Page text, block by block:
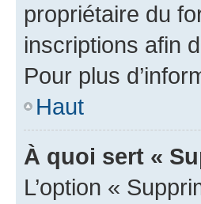
propriétaire du
inscriptions afin
Pour plus
Haut
À quoi sert «
L’option «